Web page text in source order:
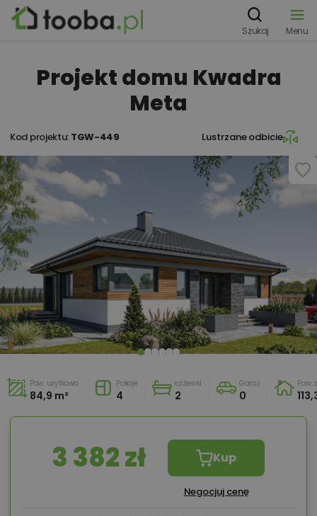
Szukaj Menu
Projekt domu Kwadra
Meta
Kod projektu: TGW-449 Lustrzane odbicie
Pow. użytkowa
84,9 m²
Pokoje
4
Łazienki
2
Garaż
0
Pow.
3 382 zł Kup
Negocjuj cenę